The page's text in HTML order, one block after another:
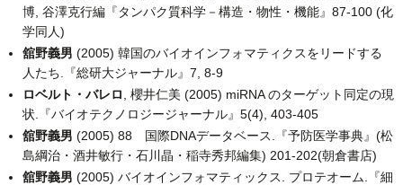
博, 谷澤克行編『タンパク質科学－構造・物性・機能』87-100 (化
学同人)
舘野義男 (2005) 韓国のバイオインフォマティクスをリードする
人たち.『総研大ジャーナル』7, 8-9
ロベルト・バレロ
, 櫻井仁美 (2005) miRNA のターゲット同定の現
状.『バイオテクノロジージャーナル』5(4), 403-405
舘野義男 (2005) 88 国際DNAデータベース.『予防医学事典』(松
島綱治・酒井敏行・石川晶・稲寺秀邦編集) 201-202(朝倉書店)
舘野義男 (2005) バイオインフォマティックス. プロテオーム.『細